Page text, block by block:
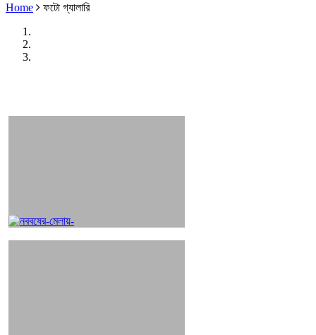
Home ফটো গ্যালারি